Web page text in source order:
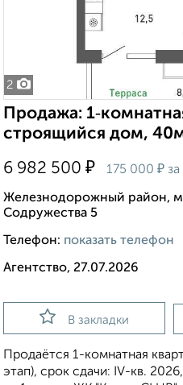
2
Продажа:
строящийся дом,
6 982 500 ₽ 175 000 ₽ за
Железнодорожный район,
Содружества 5
Телефон: показать телефон
Агентство, 27.07.2026
В закладки
Продаётся 1-комнатная
этап), срок сдачи: IV-кв.